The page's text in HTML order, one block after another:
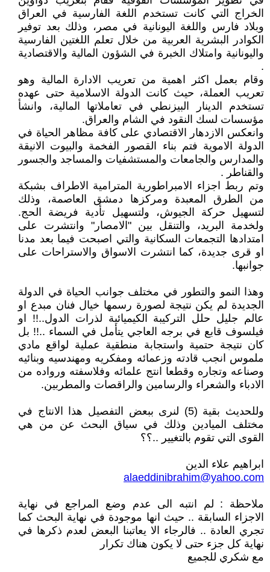
الخراج التي كانت تستخدم اللغة الفارسية في العراق
وبلاد فارس واللغة اليونانية في مصر، وذلك بعد توفير
الكوادر البشرية العربية من خلال تعلم اللغتين الفارسية
واليونانية وامتلاك الخبرة في الشؤون المالية والاقتصادية
.
وقام بعمل اكثر اهمية من تعريب الادارة المالية وهو
تعريب العملة، حيث كانت الدولة الاسلامية حتى عهده
تستخدم الدينار البيزنطي في تعاملاتها المالية، وانشأ
مؤسسات لسك النقود في الشام والعراق.
وانعكس الازدهار الاقتصادي على كافة مظاهر الحياة في
الدولة الاموية فتم بناء القصور الفخمة والبيوت الانيقة
والمدارس والجامعات والمستشفيات والمساجد والجسور
والقناطر .
وتم ربط اجزاء الامبراطورية المترامية الاطراف بشبكة
من الطرق المعبدة ومركزها دمشق العاصمة، وذلك
لتسهيل حركة الجيوش، ولتسهيل تأدية فريضة الحج.
ولخدمة البريد، والتنقل بين "الامصار" وانتشرت على
امتدادها التجمعات السكانية والتي اصبحت فيما بعد مدنا
او قرى جديدة، كما انتشرت الاسواق والاستراحات على
جوانبها.
وهذا النمو والتطور في مختلف جوانب الحياة في الدولة
الجديدة لم يكن نتيجة لصورة رسمها خيال فنان مبدع او
عالم جليل حلل التركيبة الكيميائية لذرات الدول..!! او
فيلسوف قابع في برجه العاجي يتأمل في السماء ..!! بل
كان نتيجة حتمية واستجابة منطقية عملية لواقع مادي
ملموس انجب قادته وزعمائه ومفكريه ومهندسيه وبنائيه
وصناعه وتجاره وقطعا انتج علمائه وفلاسفته ورواده من
الادباء والشعراء والرسامين والراقصات والمطربين.
وللحديث بقية (5) لنرى ببعض التفصيل هذا الانتاج في
مختلف الميادين وذلك في سياق البحث عن من هي
القوى التي تقوم بالتغيير ..؟؟
ابراهيم علاء الدين
alaeddinibrahim@yahoo.com
ملاحظة : لم انتبه الى عدم وضع المراجع في نهاية
الاجزاء السابقة .. حيث انها موجودة في نهاية البحث كما
تجري العادة .. فالرجاء الا يعاتبنا البعض لعدم ذكرها في
نهاية كل جزء حتى لا يكون هناك تكرار
مع شكري للجميع